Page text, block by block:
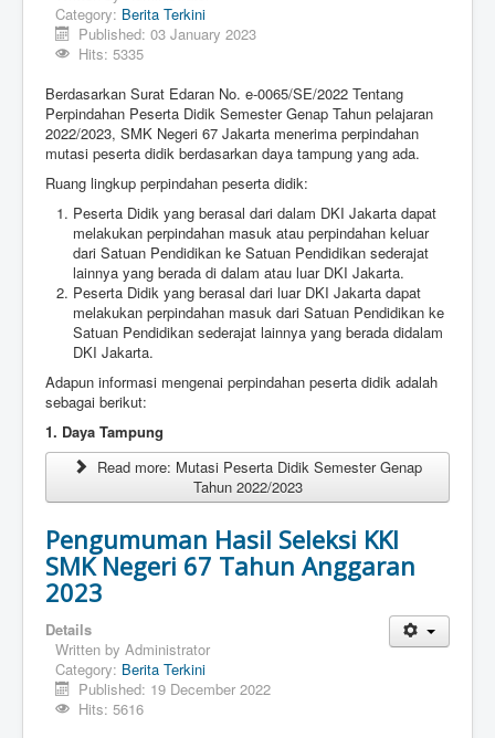
Category: Berita Terkini
Published: 03 January 2023
Hits: 5335
Berdasarkan Surat Edaran No. e-0065/SE/2022 Tentang
Perpindahan Peserta Didik Semester Genap Tahun pelajaran
2022/2023, SMK Negeri 67 Jakarta menerima perpindahan
mutasi peserta didik berdasarkan daya tampung yang ada.
Ruang lingkup perpindahan peserta didik:
Peserta Didik yang berasal dari dalam DKI Jakarta dapat
melakukan perpindahan masuk atau perpindahan keluar
dari Satuan Pendidikan ke Satuan Pendidikan sederajat
lainnya yang berada di dalam atau luar DKI Jakarta.
Peserta Didik yang berasal dari luar DKI Jakarta dapat
melakukan perpindahan masuk dari Satuan Pendidikan ke
Satuan Pendidikan sederajat lainnya yang berada didalam
DKI Jakarta.
Adapun informasi mengenai perpindahan peserta didik adalah
sebagai berikut:
1. Daya Tampung
Read more: Mutasi Peserta Didik Semester Genap
Tahun 2022/2023
Pengumuman Hasil Seleksi KKI
SMK Negeri 67 Tahun Anggaran
2023
Details
Written by Administrator
Category: Berita Terkini
Published: 19 December 2022
Hits: 5616